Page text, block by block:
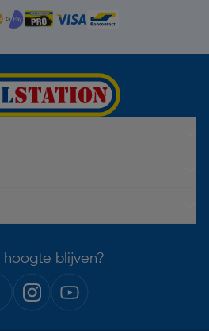
hoogte blijven?